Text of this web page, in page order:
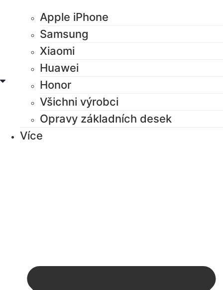
Apple iPhone
Samsung
Xiaomi
Huawei
Honor
Všichni výrobci
Opravy základních desek
Více